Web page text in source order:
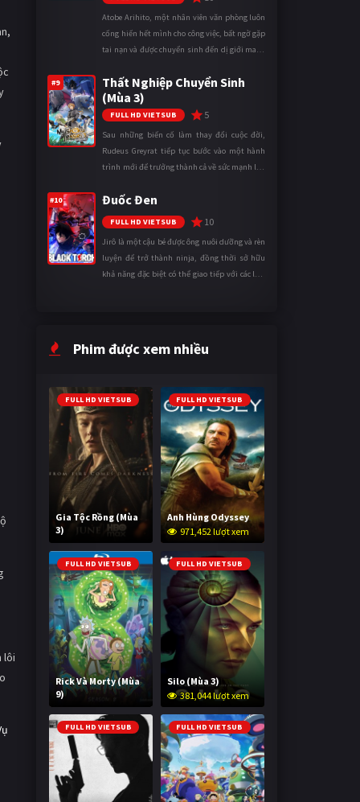
lôi
Atobe Arihito, một nhân viên văn phòng luôn
cống hiến hết mình cho công việc, bất ngờ gặp
tai nạn và được chuyển sinh đến dị giới mang
thành một mạo hiểm gi ...
#9
Thất Nghiệp Chuyển Sinh
(Mùa 3)
FULL HD VIETSUB 5
Sau những biến cố làm thay đổi cuộc đời,
Rudeus Greyrat tiếp tục bước vào một hành
trình mới để trưởng thành cả về sức mạnh lẫn
ngày càng khắc nghiệt, anh ...
#10 Đuốc Đen
FULL HD VIETSUB 10
Jirô là một cậu bé được ông nuôi dưỡng và rèn
luyện để trở thành ninja, đồng thời sở hữu
khả năng đặc biệt có thể giao tiếp với các loài
Phim được xem nhiều
FULL HD VIETSUB
Gia Tộc Rồng (Mùa
3)
2,037,560 lượt xem
FULL HD VIETSUB
Anh Hùng Odyssey
971,452 lượt xem
FULL HD VIETSUB
Rick Và Morty (Mùa
9)
3,005,509 lượt xem
FULL HD VIETSUB
Silo (Mùa 3)
381,044 lượt xem
FULL HD VIETSUB FULL HD VIETSUB